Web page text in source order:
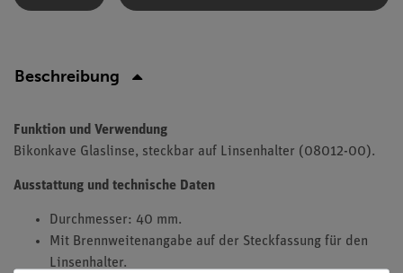
Beschreibung
Funktion und Verwendung
Bikonkave Glaslinse, steckbar auf Linsenhalter (08012-00).
Ausstattung und technische Daten
Durchmesser: 40 mm.
Mit Brennweitenangabe auf der Steckfassung für den
Linsenhalter.